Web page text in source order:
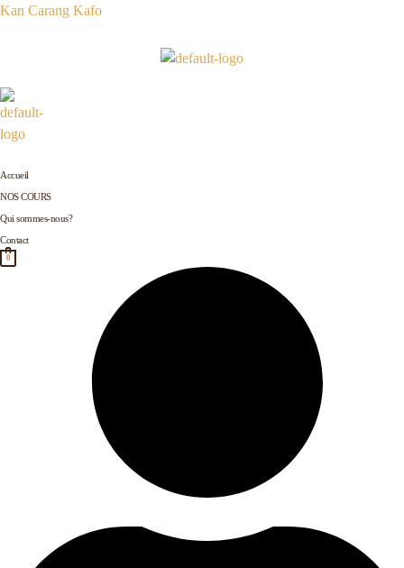
Aller
Kan Carang Kafo
Accueil
NOS COURS
Qui sommes-nous?
Contact
0